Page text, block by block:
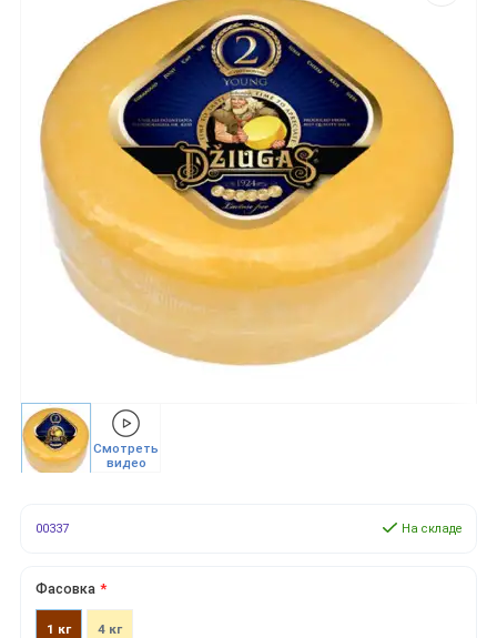
Смотреть
видео
00337 На складе
Фасовка
1 кг 4 кг